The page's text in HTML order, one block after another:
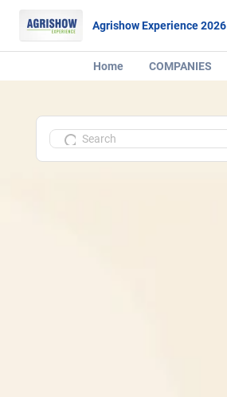
Agrishow Experience 2026
Home COMPANIES